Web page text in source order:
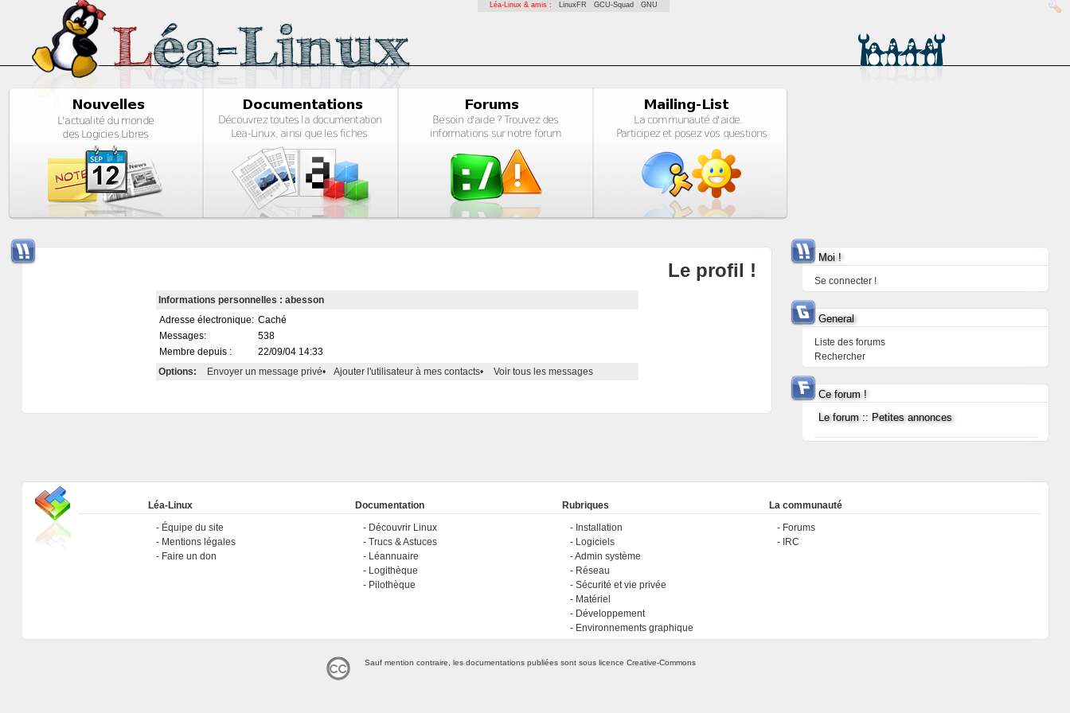
Léa-Linux & amis : LinuxFR GCU-Squad GNU
Le profil !
Informations personnelles : abesson
Adresse électronique: Caché
Messages:
538
Membre depuis :
22/09/04 14:33
Options:
Envoyer un message privé• Ajouter l'utilisateur à mes contacts• Voir tous les messages
Moi !
Se connecter !
General
Liste des forums
Rechercher
Ce forum !
Le forum :: Petites annonces
Léa-Linux
Équipe du site
Mentions légales
Faire un don
Documentation
Découvrir Linux
Trucs & Astuces
Léannuaire
Logithèque
Pilothèque
Rubriques
Installation
Logiciels
Admin système
Réseau
Sécurité et vie privée
Matériel
Développement
Environnements graphique
La communauté
Forums
IRC
Sauf mention contraire, les documentations publiées sont sous licenceCreative-Commons